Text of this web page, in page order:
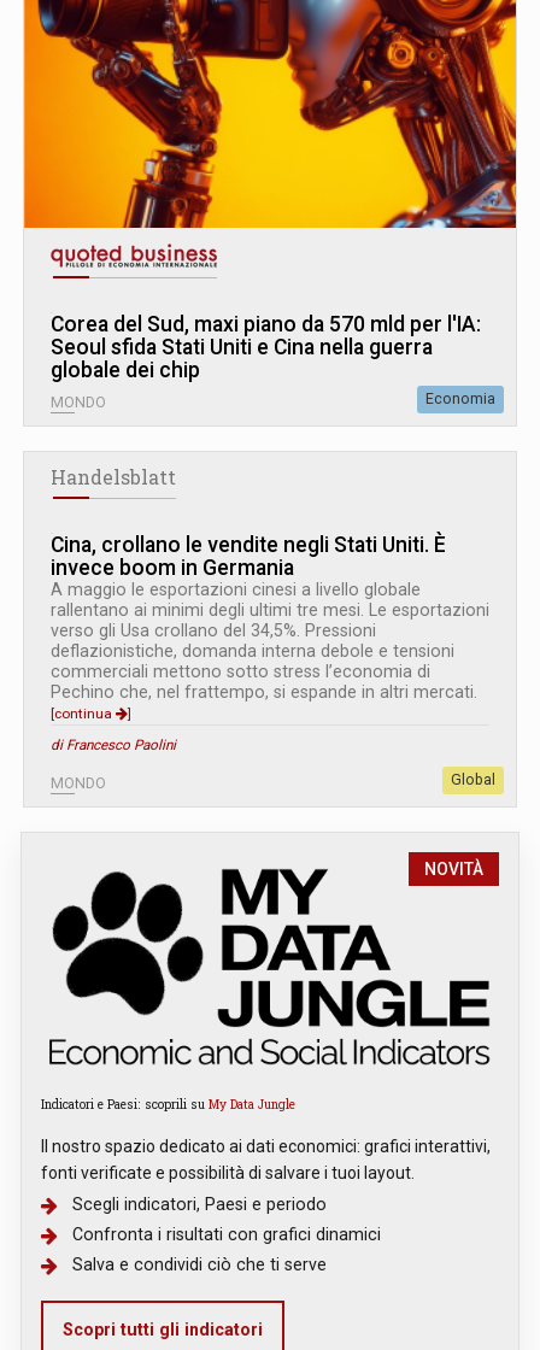
Corea del Sud, maxi piano da 570 mld per l'IA:
Seoul sfida Stati Uniti e Cina nella guerra
globale dei chip
MONDO Economia
Handelsblatt
Cina, crollano le vendite negli Stati Uniti. È
invece boom in Germania
A maggio le esportazioni cinesi a livello globale
rallentano ai minimi degli ultimi tre mesi. Le esportazioni
verso gli Usa crollano del 34,5%. Pressioni
deflazionistiche, domanda interna debole e tensioni
commerciali mettono sotto stress l’economia di
Pechino che, nel frattempo, si espande in altri mercati.
[continua
]
di Francesco Paolini
MONDO Global
NOVITÀ
Indicatori e Paesi: scoprili su My Data Jungle
Il nostro spazio dedicato ai dati economici: grafici interattivi,
fonti verificate e possibilità di salvare i tuoi layout.
Scegli indicatori, Paesi e periodo
Confronta i risultati con grafici dinamici
Salva e condividi ciò che ti serve
Scopri tutti gli indicatori